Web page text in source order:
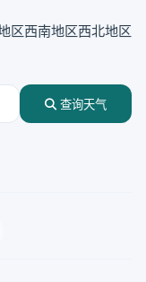
区西南地区西北地区
查询天气